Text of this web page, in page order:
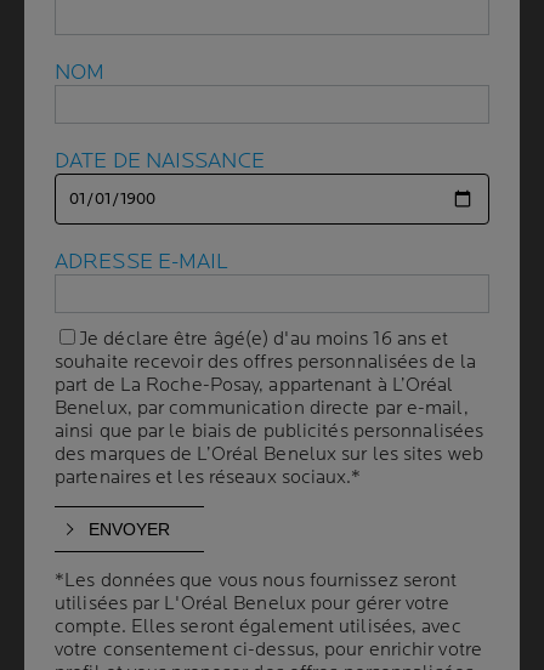
POURQUOI A-T-ON DES
RIDES SUR
LE FRONT ET COMMENT LES
ATTÉNUER ?
10 min. de lecture| By La Roche-Posay| 31 juillet 2025
Les rides font naturellement partie du processus de
vieillissement, mais certains types de rides peuvent
apparaître plus tôt que d'autres. L'un des types de rides
les plus courantes sont
parfois l’impression d’être plus âgé et plus fatigué.
Il existe de nombreuses raisons pour lesquelles ces
rides peuvent apparaître. Cet article les mentionne mais
NOM
DATE DE NAISSANCE
ADRESSE E-MAIL
Je déclare être âgé(e) d'au moins 16 ans et
souhaite recevoir des offres personnalisées de la
part de La Roche-Posay, appartenant à L’Oréal
Benelux, par communication directe par e-mail,
ainsi que par le biais de publicités personnalisées
des marques de L’Oréal Benelux sur les sites web
partenaires et les réseaux sociaux.*
*Les données que vous nous fournissez seront
utilisées par L'Oréal Benelux pour gérer votre
compte. Elles seront également utilisées, avec
votre consentement ci-dessus, pour enrichir votre
NOM
DATE DE NAISSANCE
ADRESSE E-MAIL
Je déclare être âgé(e) d'au moins 16 ans et
souhaite recevoir des offres personnalisées de la
part de La Roche-Posay, appartenant à L’Oréal
Benelux, par communication directe par e-mail,
ainsi que par le biais de publicités personnalisées
des marques de L’Oréal Benelux sur les sites web
partenaires et les réseaux sociaux.*
*Les données que vous nous fournissez seront
utilisées par L'Oréal Benelux pour gérer votre
compte. Elles seront également utilisées, avec
votre consentement ci-dessus, pour enrichir votre